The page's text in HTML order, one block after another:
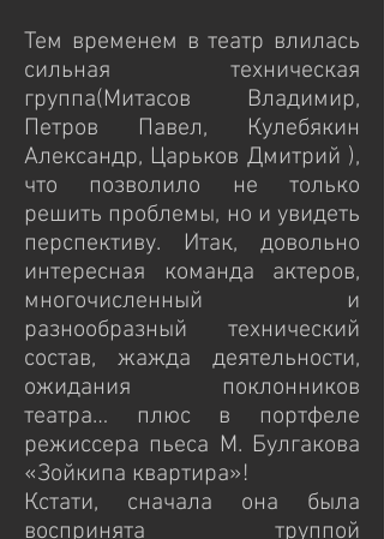
Тем временем в театр влилась
сильная техническая
группа(Митасов Владимир,
Петров Павел, Кулебякин
Александр, Царьков Дмитрий ),
что позволило не только
решить проблемы, но и увидеть
перспективу. Итак, довольно
интересная команда актеров,
многочисленный и
разнообразный технический
состав, жажда деятельности,
ожидания поклонников
театра… плюс в портфеле
режиссера пьеса М. Булгакова
«Зойкипа квартира»!
Кстати, сначала она была
воспринята труппой